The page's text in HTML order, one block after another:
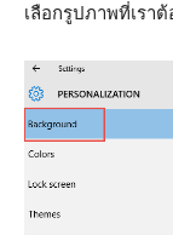
เลือกรูปภาพที่เรา